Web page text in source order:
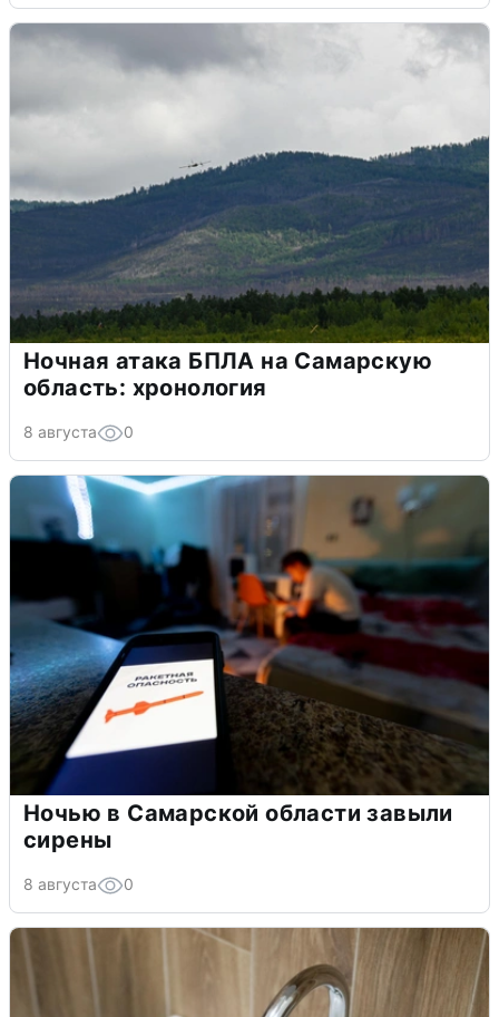
Ночная атака БПЛА на Самарскую
область: хронология
8 августа 0
Ночью в Самарской области завыли
сирены
8 августа 0